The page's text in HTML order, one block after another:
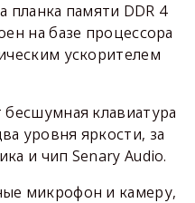
планка памяти DDR 4
на базе процессора
ускорителем
клавиатура
уровня яркости, за
и чип Senary Audio.
микрофон и камеру,